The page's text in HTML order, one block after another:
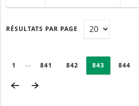
RÉSULTATS PAR PAGE
PAGE
1 Collapsed pages
PAGE
841 PAGE
842 Selected:
PAGE
843 PAGE
844
PAGE PRÉCÉDENTE